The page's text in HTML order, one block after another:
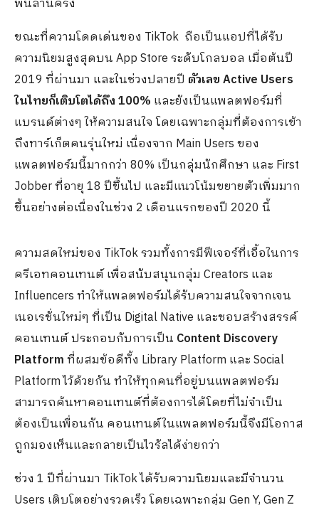
พันล้านครั้ง
ขณะที่ความโดดเด่นของ TikTok ถือเป็นแอปที่ได้รับ
ความนิยมสูงสุดบน App Store ระดับโกลบอล เมื่อต้นปี​
2019​ ที่ผ่านมา และในช่วงปลายปี ตัวเลข Active Users
ในไทยก็เติบโตได้ถึง 100% และยังเป็นแพลตฟอร์มที่
แบรนด์ต่างๆ ​ให้ความสนใจ โดยเฉพาะกลุ่มที่ต้องการเข้า
ถึงทาร์เก็ตคนรุ่นใหม่ เนื่องจาก Main Users ของ
แพลตฟอร์มนี้มากกว่า 80% เป็นกลุ่มนักศึกษา และ First
Jobber ที่อายุ 18 ปีขึ้นไป และมีแนวโน้มขยายตัวเพิ่มมาก
ขึ้นอย่างต่อเนื่องในช่วง 2 เดือนแรกของปี 2020 นี้
ความสดใหม่ของ TikTok รวมทั้งการมีฟีเจอร์ที่เอื้อในการ
ครีเอทคอนเทนต์ เพื่อสนับสนุนกลุ่ม Creators และ
Influencers ทำให้แพลตฟอร์มได้รับความสนใจจากเจน
เนอเรชั่นใหม่ๆ ที่เป็น Digital Native และชอบสร้างสรรค์
คอนเทนต์ ประกอบกับการเป็น Content Discovery
Platformที่ผสมข้อดีทั้ง Library Platform และ Social
Platform ไว้ด้วยกัน ทำให้ทุกคนที่อยู่บนแพลตฟอร์ม
สามารถค้นหาคอนเทนต์ที่ต้องการได้โดยที่ไม่จำเป็น
ต้องเป็นเพื่อนกัน คอนเทนต์ในแพลตฟอร์มนี้จึงมีโอกาส
ถูกมองเห็นและกลายเป็นไวรัลได้ง่ายกว่า
ช่วง 1 ปีที่ผ่านมา TikTok ได้รับความนิยมและมีจำนวน
Users ​เติบโตอย่างรวดเร็ว โดยเฉพาะกลุ่ม Gen Y, Gen Z